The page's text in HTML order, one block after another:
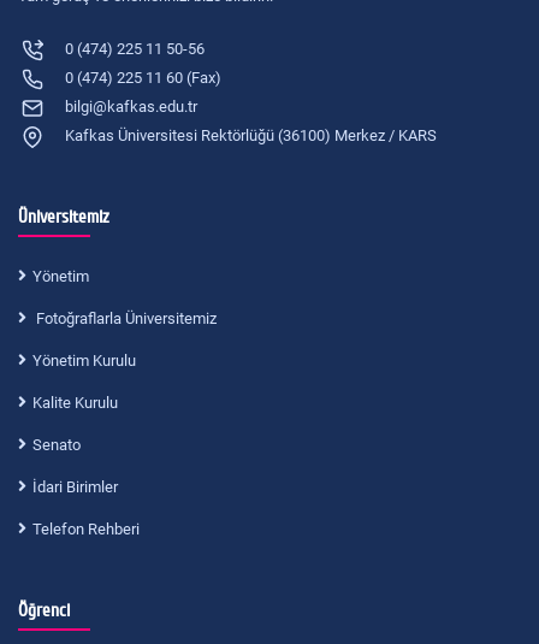
0 (474) 225 11 50-56
0 (474) 225 11 60 (Fax)
bilgi@kafkas.edu.tr
Kafkas Üniversitesi Rektörlüğü (36100) Merkez / KARS
Üniversitemiz
Yönetim
Fotoğraflarla Üniversitemiz
Yönetim Kurulu
Kalite Kurulu
Senato
İdari Birimler
Telefon Rehberi
Öğrenci